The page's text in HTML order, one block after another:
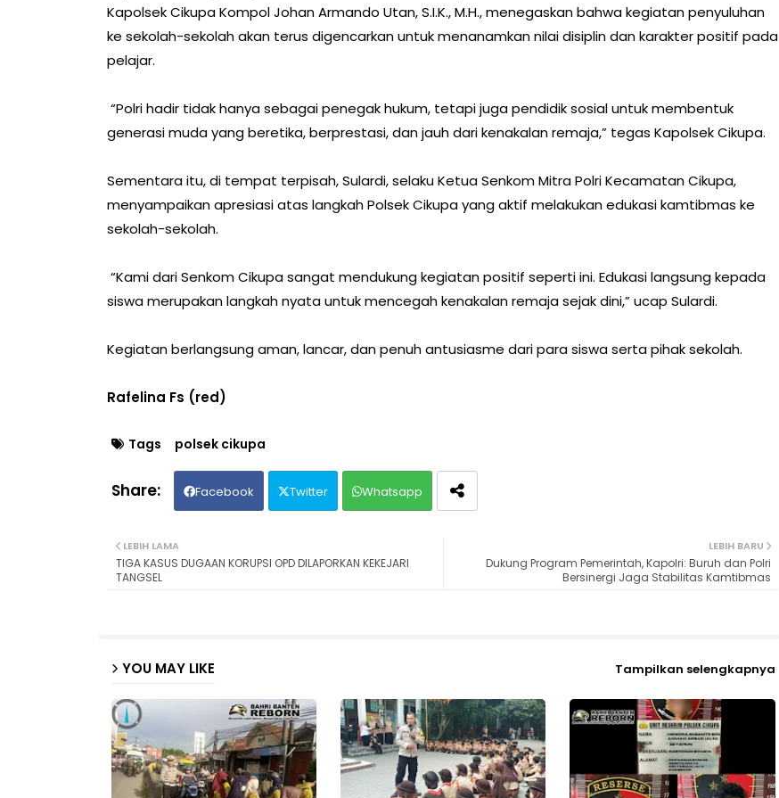
Kapolsek Cikupa Kompol Johan Armando Utan, S.I.K., M.H., menegaskan bahwa kegiatan penyuluhan
ke sekolah-sekolah akan terus digencarkan untuk menanamkan nilai disiplin dan karakter positif pada
pelajar.
“Polri hadir tidak hanya sebagai penegak hukum, tetapi juga pendidik sosial untuk membentuk
generasi muda yang beretika, berprestasi, dan jauh dari kenakalan remaja,” tegas Kapolsek Cikupa.
Sementara itu, di tempat terpisah, Sulardi, selaku Ketua Senkom Mitra Polri Kecamatan Cikupa,
menyampaikan apresiasi atas langkah Polsek Cikupa yang aktif melakukan edukasi kamtibmas ke
sekolah-sekolah.
“Kami dari Senkom Cikupa sangat mendukung kegiatan positif seperti ini. Edukasi langsung kepada
siswa merupakan langkah nyata untuk mencegah kenakalan remaja sejak dini,” ucap Sulardi.
Kegiatan berlangsung aman, lancar, dan penuh antusiasme dari para siswa serta pihak sekolah.
Rafelina Fs (red)
Tags polsek cikupa
Facebook Twitter Whatsapp
LEBIH BARU
Dukung Program Pemerintah, Kapolri: Buruh dan Polri
Bersinergi Jaga Stabilitas Kamtibmas
LEBIH LAMA
TIGA KASUS DUGAAN KORUPSI OPD DILAPORKAN KEKEJARI
TANGSEL
YOU MAY LIKE Tampilkan selengkapnya